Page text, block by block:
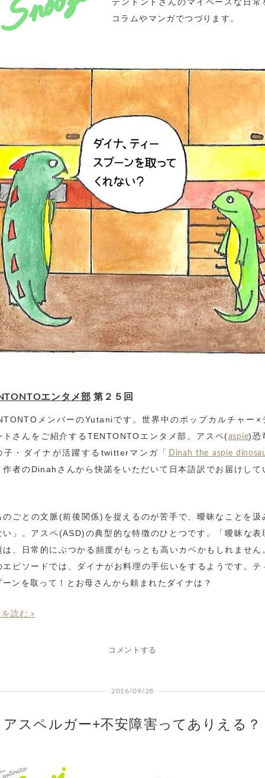
テントントさんのマイペースな日常
コラムやマンガでつづります。
エンタメ部 第２５回
メンバーのYutaniです。世界中のポップカルチャー×
トさんをご紹介するTENTONTOエンタメ部。アスペ(aspie)恐
子・ダイナが活躍するtwitterマンガ「 Dinah the aspie
作者のDinahさんから快諾をいただいて日本語訳でお届けして
のごとの文脈(前後関係)を捉えるのが苦手で、曖昧なことを汲
い」。アスペ(ASD)の典型的な特徴のひとつです。「曖昧な表
は、日常的にぶつかる頻度がもっとも高いカベかもしれません
エピソードでは、ダイナがお料理の手伝いをするようです。テ
ーンを取って！とお母さんから頼まれたダイナは？
読む »
コメントする
2016/09/28
アスペルガー+不安障害ってありえる？